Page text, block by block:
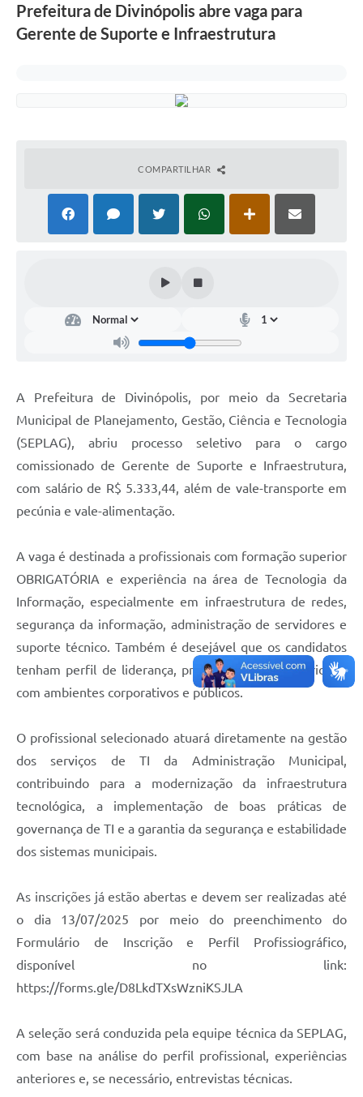
Prefeitura de Divinópolis abre vaga para
Gerente de Suporte e Infraestrutura
COMPARTILHAR
A Prefeitura de Divinópolis, por meio da Secretaria
Municipal de Planejamento, Gestão, Ciência e Tecnologia
(SEPLAG), abriu processo seletivo para o cargo
comissionado de Gerente de Suporte e Infraestrutura,
com salário de R$ 5.333,44, além de vale-transporte em
pecúnia e vale-alimentação.
A vaga é destinada a profissionais com formação superior
OBRIGATÓRIA e experiência na área de Tecnologia da
Informação, especialmente em infraestrutura de redes,
segurança da informação, administração de servidores e
suporte técnico. Também é desejável que os candidatos
tenham perfil de liderança, proatividade e familiaridade
com ambientes corporativos e públicos.
O profissional selecionado atuará diretamente na gestão
dos serviços de TI da Administração Municipal,
contribuindo para a modernização da infraestrutura
tecnológica, a implementação de boas práticas de
governança de TI e a garantia da segurança e estabilidade
dos sistemas municipais.
As inscrições já estão abertas e devem ser realizadas até
o dia 13/07/2025 por meio do preenchimento do
Formulário de Inscrição e Perfil Profissiográfico,
disponível no link:
https://forms.gle/D8LkdTXsWzniKSJLA
A seleção será conduzida pela equipe técnica da SEPLAG,
com base na análise do perfil profissional, experiências
anteriores e, se necessário, entrevistas técnicas.